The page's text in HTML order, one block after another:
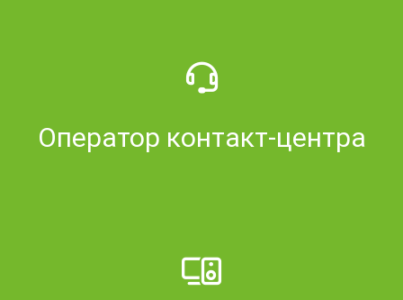
Оператор контакт-центра